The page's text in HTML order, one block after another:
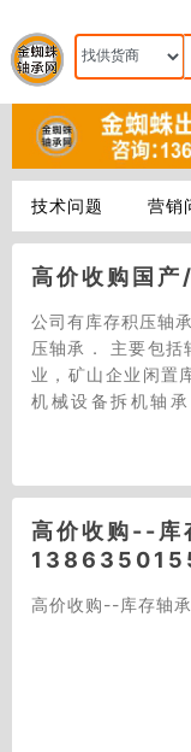
技术问题 营销
高价收购国
公司有库存积压轴
压轴承． 主要包括
业，矿山企业闲置
机械设备拆机轴
高价收购--库
高价收购--库存轴